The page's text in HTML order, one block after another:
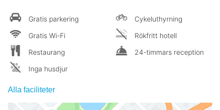
Gratis parkering
Gratis Wi-Fi
Restaurang
Inga husdjur
Cykeluthyrning
Rökfritt hotell
24-timmars reception
Alla faciliteter